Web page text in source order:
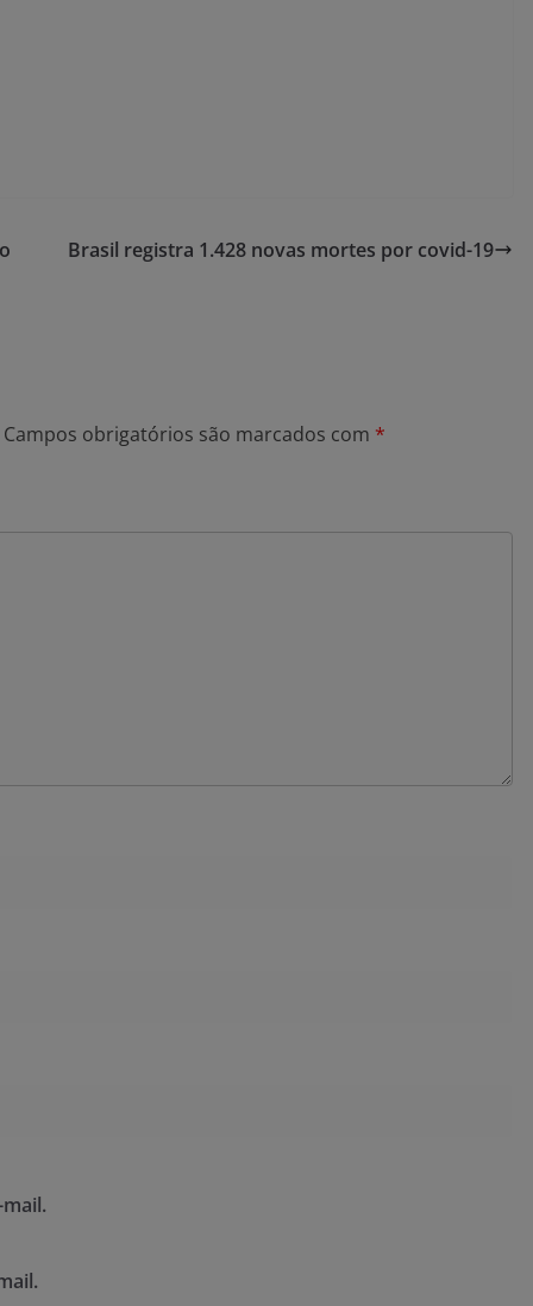
Brasil registra 1.428 novas mortes por covid-19
Campos obrigatórios são marcados com *